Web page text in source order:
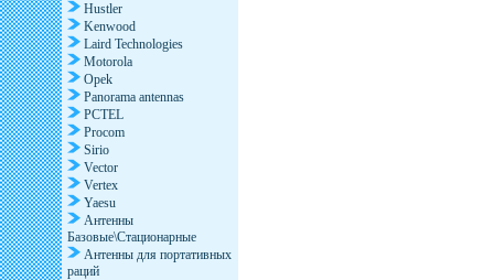
Hustler
Kenwood
Laird Technologies
Motorola
Opek
Panorama antennas
PCTEL
Procom
Sirio
Vector
Vertex
Yaesu
Антенны
Базовые\Стационарные
Антенны для портативных
раций